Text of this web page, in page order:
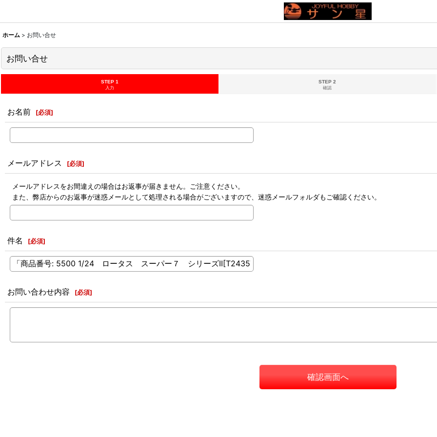
ホーム > お問い合せ
お問い合せ
STEP 1
入力
STEP 2
確認
お名前 [必須]
メールアドレス [必須]
メールアドレスをお間違えの場合はお返事が届きません。ご注意ください。
また、弊店からのお返事が迷惑メールとして処理される場合がございますので、迷惑メールフォルダもご確認ください。
件名 [必須]
お問い合わせ内容 [必須]
確認画面へ